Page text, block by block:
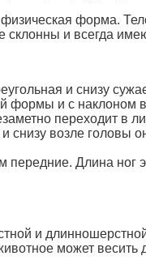
форма.
и всегда
и снизу
формы и с наклоном
переходит в
снизу возле головы
Длина ног
и
может весить